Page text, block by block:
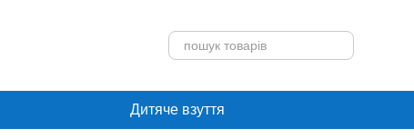
Дитяче взуття